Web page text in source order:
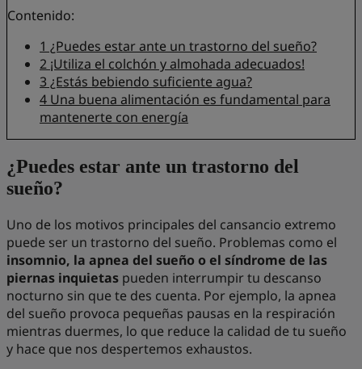
Contenido:
1 ¿Puedes estar ante un trastorno del sueño?
2 ¡Utiliza el colchón y almohada adecuados!
3 ¿Estás bebiendo suficiente agua?
4 Una buena alimentación es fundamental para
mantenerte con energía
¿Puedes estar ante un trastorno del
sueño?
Uno de los motivos principales del cansancio extremo
puede ser un trastorno del sueño. Problemas como el
insomnio, la apnea del sueño o el síndrome de las
piernas inquietas pueden interrumpir tu descanso
nocturno sin que te des cuenta. Por ejemplo, la apnea
del sueño provoca pequeñas pausas en la respiración
mientras duermes, lo que reduce la calidad de tu sueño
y hace que nos despertemos exhaustos.